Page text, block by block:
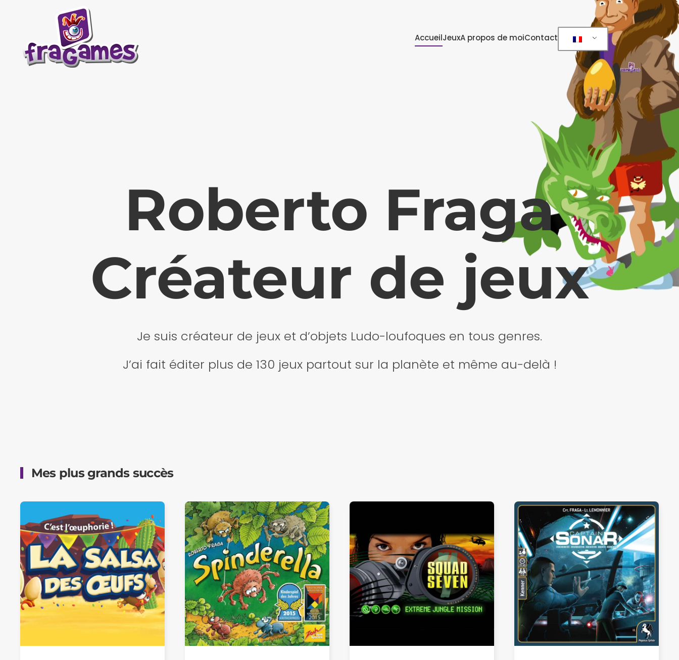
Skip to main content
AccueilJeuxA propos de moiContact
Roberto Fraga
Créateur de jeux
Je suis créateur de jeux et d’objets Ludo-loufoques en tous genres.
J’ai fait éditer plus de 130 jeux partout sur la planète et même au-delà !
Mes plus grands succès